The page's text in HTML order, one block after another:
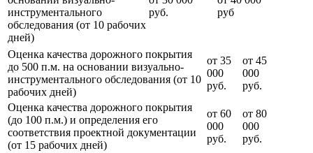
инструментального
обследования (от 10 рабочих
дней)
руб.
руб
Оценка качества дорожного покрытия
до 500 п.м. на основании визуально-
инструментального обследования (от 10
рабочих дней)
от 35
000
руб.
от 45
000
руб.
Оценка качества дорожного покрытия
(до 100 п.м.) и определения его
соответствия проектной документации
(от 15 рабочих дней)
от 60
000
руб.
от 80
000
руб.